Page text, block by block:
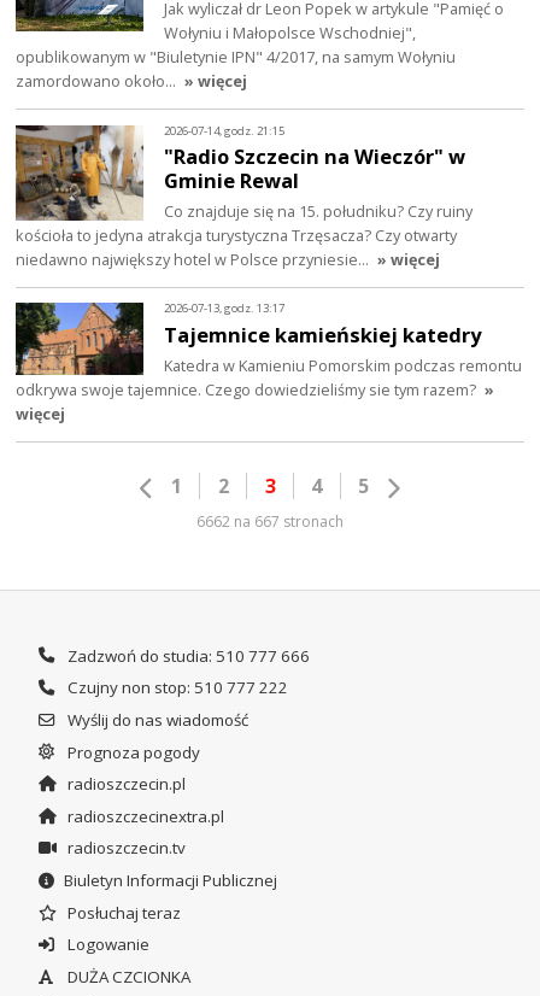
Jak wyliczał dr Leon Popek w artykule "Pamięć o
Wołyniu i Małopolsce Wschodniej",
opublikowanym w "Biuletynie IPN" 4/2017, na samym Wołyniu
zamordowano około… » więcej
2026-07-14, godz. 21:15
"Radio Szczecin na Wieczór" w
Gminie Rewal
Co znajduje się na 15. południku? Czy ruiny
kościoła to jedyna atrakcja turystyczna Trzęsacza? Czy otwarty
niedawno największy hotel w Polsce przyniesie… » więcej
2026-07-13, godz. 13:17
Tajemnice kamieńskiej katedry
Katedra w Kamieniu Pomorskim podczas remontu
odkrywa swoje tajemnice. Czego dowiedzieliśmy sie tym razem? »
więcej
1 2 3 4 5
6662 na 667 stronach
Zadzwoń do studia: 510 777 666
Czujny non stop: 510 777 222
Wyślij do nas wiadomość
Prognoza pogody
radioszczecin.pl
radioszczecinextra.pl
radioszczecin.tv
Biuletyn Informacji Publicznej
Posłuchaj teraz
Logowanie
DUŻA CZCIONKA